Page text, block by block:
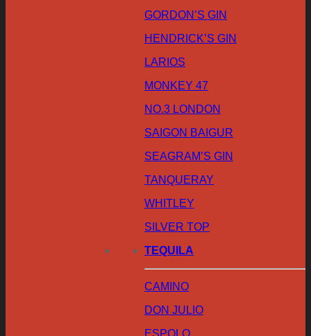
GORDON’S GIN
HENDRICK’S GIN
LARIOS
MONKEY 47
NO.3 LONDON
SAIGON BAIGUR
SEAGRAM’S GIN
TANQUERAY
WHITLEY
SILVER TOP
TEQUILA
CAMINO
DON JULIO
ESPOLO